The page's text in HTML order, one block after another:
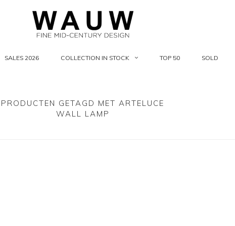
SALES 2026 COLLECTION IN STOCK TOP 50 SOLD
PRODUCTEN GETAGD MET ARTELUCE
WALL LAMP